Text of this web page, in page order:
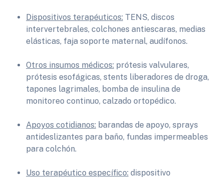
Dispositivos terapéuticos: TENS, discos
intervertebrales, colchones antiescaras, medias
elásticas, faja soporte maternal, audífonos.
Otros insumos médicos: prótesis valvulares,
prótesis esofágicas, stents liberadores de droga,
tapones lagrimales, bomba de insulina de
monitoreo continuo, calzado ortopédico.
Apoyos cotidianos: barandas de apoyo, sprays
antideslizantes para baño, fundas impermeables
para colchón.
Uso terapéutico específico: dispositivo